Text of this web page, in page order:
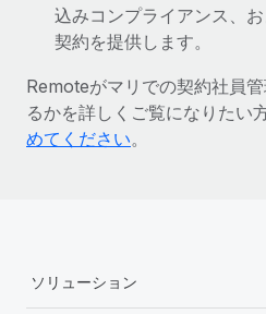
詳細を見る
込みコンプライアンス、
契約を提供します。
Remoteがマリでの契約社員
るかを詳しくご覧になりたい
めてください。
ソリューション